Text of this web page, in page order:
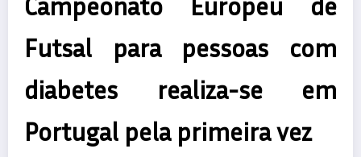
Futsal para pessoas com
diabetes realiza-se em
Portugal pela primeira vez